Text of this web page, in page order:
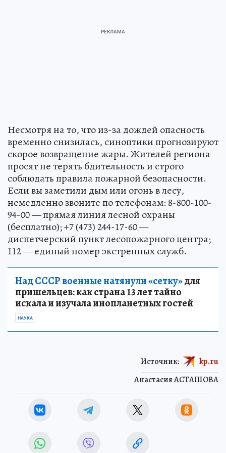
Несмотря на то, что из-за дождей опасность
временно снизилась, синоптики прогнозируют
скорое возвращение жары. Жителей региона
просят не терять бдительность и строго
соблюдать правила пожарной безопасности.
Если вы заметили дым или огонь в лесу,
немедленно звоните по телефонам: 8-800-100-
94-00 — прямая линия лесной охраны
(бесплатно); +7 (473) 244-17-60 —
диспетчерский пункт лесопожарного центра;
112 — единый номер экстренных служб.
Над СССР военные натянули «сетку»для
пришельцев: как страна 13 лет тайно
искала и изучала инопланетных гостей
НАУКА
Анастасия АСТАШОВА
Источник: kp.ru